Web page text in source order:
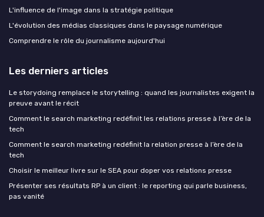
L'influence de l'image dans la stratégie politique
L'évolution des médias classiques dans le paysage numérique
Comprendre le rôle du journalisme aujourd'hui
Les derniers articles
Le storydoing remplace le storytelling : quand les journalistes exigent la
preuve avant le récit
Comment le search marketing redéfinit les relations presse à l’ère de la
tech
Comment le search marketing redéfinit la relation presse à l’ère de la
tech
Choisir le meilleur livre sur le SEA pour doper vos relations presse
Présenter ses résultats RP à un client : le reporting qui parle business,
pas vanité